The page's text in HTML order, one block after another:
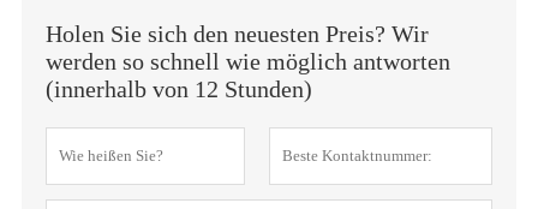
Holen Sie sich den neuesten Preis? Wir
werden so schnell wie möglich antworten
(innerhalb von 12 Stunden)